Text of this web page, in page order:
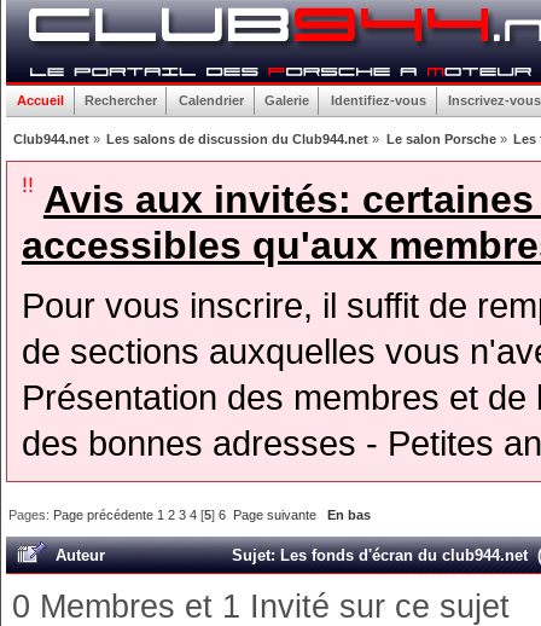
Accueil Rechercher Calendrier Galerie Identifiez-vous Inscrivez-vous
Club944.net» Les salons de discussion du Club944.net » Le salon Porsche» Les
!! Avis aux invités:
accessibles qu'aux
Pour vous inscrire, il suffit de
de sections auxquelles vous
Présentation des membres et
des bonnes adresses - Petites
Pages: Page précédente 1 2 3 4 [5]6 Page suivante En bas
Auteur Sujet: Les fonds d'écran du club944.net
0 Membres et 1 Invité sur ce sujet